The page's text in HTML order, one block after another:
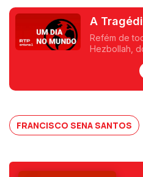
A
Refém de
Hezbollah,
FRANCISCO SENA SANTOS